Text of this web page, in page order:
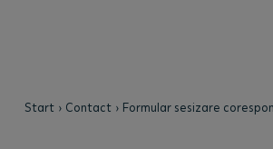
Start Contact Formular sesizare